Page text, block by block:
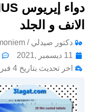
الانف و الجلد
دكتور صيدلي / Mohamed Abdelmoniem
11 ديسمبر ,2021
اخر تحديث بتاريخ 4 فبراير، 2024